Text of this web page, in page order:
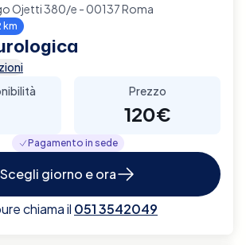
Ojetti 380/e - 00137 Roma
km
Prezzo
120€
Pagamento in sede
Scegli giorno e ora
chiama il 051 3542049